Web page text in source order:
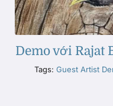
Demo với Rajat
Tags: Guest Artist